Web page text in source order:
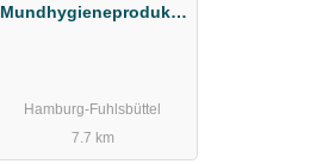
Mundhygieneprodukte
Hamburg-Fuhlsbüttel
7.7 km